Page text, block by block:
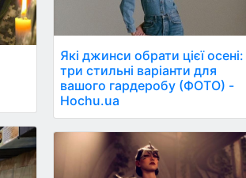
Які джинси обрати цієї осені:
три стильні варіанти для
вашого гардеробу (ФОТО) -
Hochu.ua